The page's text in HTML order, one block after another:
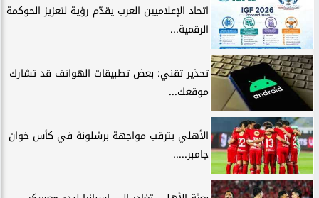
اتحاد الإعلاميين العرب يقدّم رؤية لتعزيز الحوكمة
الرقمية...
تحذير تقني: بعض تطبيقات الهواتف قد تشارك
موقعك...
الأهلي يترقب مواجهة برشلونة في كأس خوان
جامبر.....